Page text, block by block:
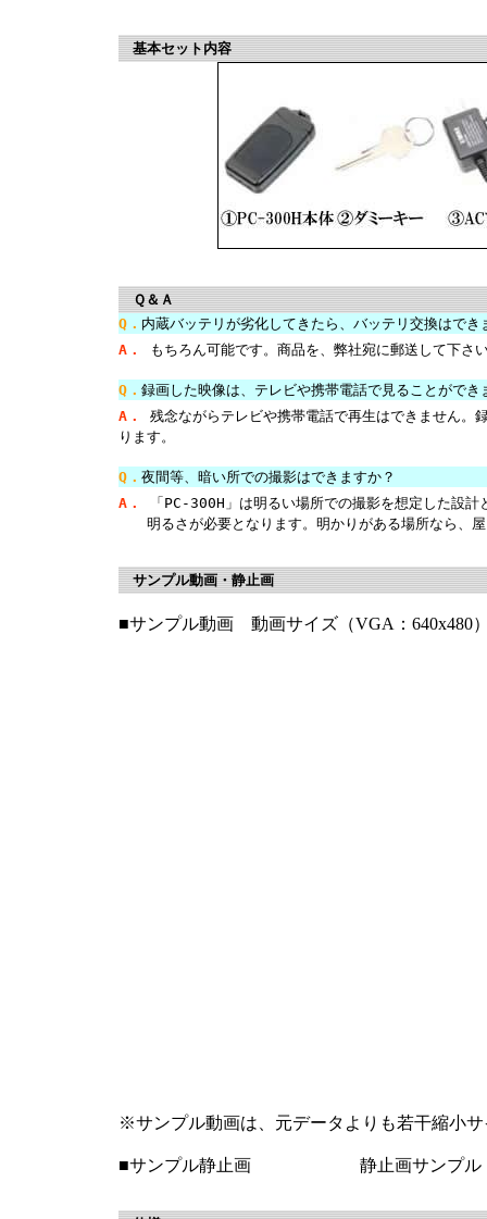
基本セット内容
Ｑ＆Ａ
Q． 内蔵バッテリが劣化してきたら、バッテリ交換はでき
A．
もちろん可能です。商品を、弊社宛に郵送して下さ
Q． 録画した映像は、テレビや携帯電話で見ることができ
A． 残念ながらテレビや携帯電話で再生はできません。
ります。
Q． 夜間等、暗い所での撮影はできますか？
A．
「PC-300H」は明るい場所での撮影を想定した設
明るさが必要となります。明かりがある場所なら、屋
サンプル動画・静止画
■サンプル動画 動画サイズ（VGA：640x480
※サンプル動画は、元データよりも若干縮小
■サンプル静止画 静止画サンプル サ